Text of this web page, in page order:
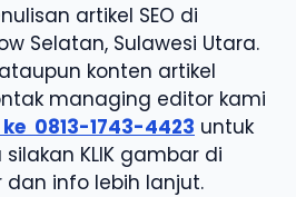
artikel SEO di
Selatan, Sulawesi Utara.
konten artikel
managing editor kami
0813-1743-4423 untuk
KLIK gambar di
info lebih lanjut.